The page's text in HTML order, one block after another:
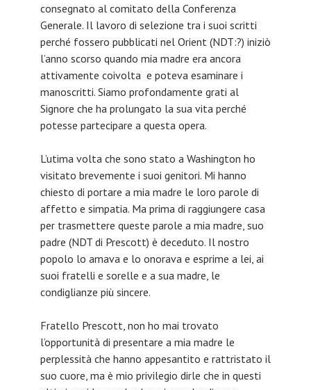
consegnato al comitato della Conferenza
Generale. Il lavoro di selezione tra i suoi scritti
perché fossero pubblicati nel Orient (NDT:?) iniziò
l’anno scorso quando mia madre era ancora
attivamente coivolta e poteva esaminare i
manoscritti. Siamo profondamente grati al
Signore che ha prolungato la sua vita perché
potesse partecipare a questa opera.
L’utima volta che sono stato a Washington ho
visitato brevemente i suoi genitori. Mi hanno
chiesto di portare a mia madre le loro parole di
affetto e simpatia. Ma prima di raggiungere casa
per trasmettere queste parole a mia madre, suo
padre (NDT di Prescott) è deceduto. Il nostro
popolo lo amava e lo onorava e esprime a lei, ai
suoi fratelli e sorelle e a sua madre, le
condiglianze più sincere.
Fratello Prescott, non ho mai trovato
l’opportunità di presentare a mia madre le
perplessità che hanno appesantito e rattristato il
suo cuore, ma è mio privilegio dirle che in questi